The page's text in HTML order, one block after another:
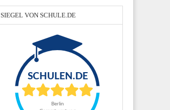
SIEGEL VON SCHULE.DE